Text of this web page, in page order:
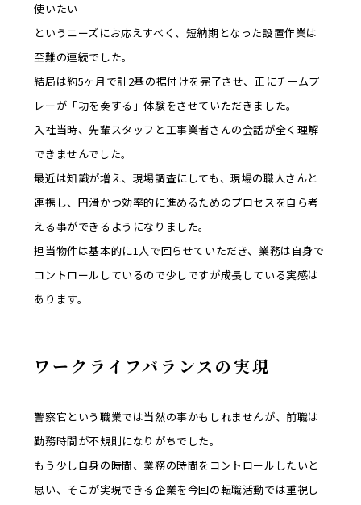
使いたい
というニーズにお応えすべく、短納期となった設置作業は
至難の連続でした。
結局は約5ヶ月で計2基の据付けを完了させ、正にチームプ
レーが「功を奏する」体験をさせていただきました。
入社当時、先輩スタッフと工事業者さんの会話が全く理解
できませんでした。
最近は知識が増え、現場調査にしても、現場の職人さんと
連携し、円滑かつ効率的に進めるためのプロセスを自ら考
える事ができるようになりました。
担当物件は基本的に1人で回らせていただき、業務は自身で
コントロールしているので少しですが成長している実感は
あります。
ワークライフバランスの実現
警察官という職業では当然の事かもしれませんが、前職は
勤務時間が不規則になりがちでした。
もう少し自身の時間、業務の時間をコントロールしたいと
思い、そこが実現できる企業を今回の転職活動では重視し